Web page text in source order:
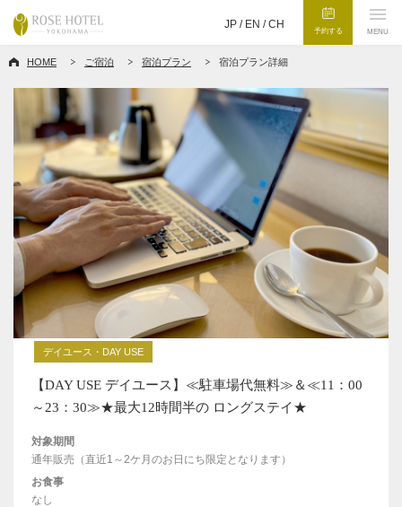
JP / EN /CH
予約する MENU
HOME ご宿泊 宿泊プラン 宿泊プラン詳細
デイユース・DAY USE
【DAY USE デイユース】≪駐車場代無料≫＆≪11：00
～23：30≫★最大12時間半の ロングステイ★
対象期間
通年販売（直近1～2ケ月のお日にち限定となります）
お食事
なし